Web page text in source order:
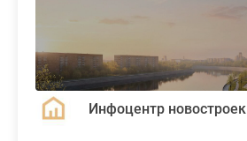
Инфоцентр новостроек